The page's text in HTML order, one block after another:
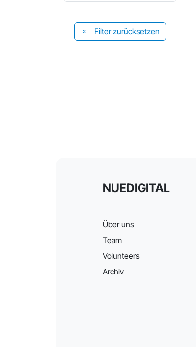
Filter zurücksetzen
NUEDIGITAL
Über uns
Team
Volunteers
Archiv